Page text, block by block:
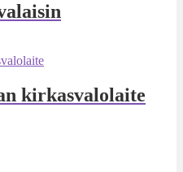
kirkasvalolaite